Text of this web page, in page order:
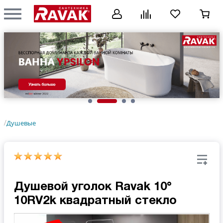
/Душевые
Душевой уголок Ravak 10°
10RV2k квадратный стекло